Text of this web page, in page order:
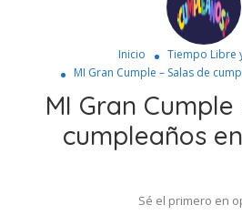
Inicio
Tiempo Libre
MI Gran Cumple – Salas de
MI Gran
cumpleaños
Sé el primero en